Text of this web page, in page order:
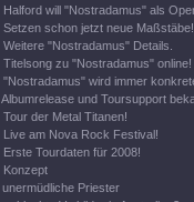
Halford will "Nostradamus" als
Setzen schon jetzt neue Maßstäbe!
Weitere "Nostradamus" Details.
Titelsong zu "Nostradamus" online!
"Nostradamus" wird immer
Albumrelease und Toursupport
Tour der Metal Titanen!
Live am Nova Rock Festival!
Erste Tourdaten für 2008!
Konzept
unermüdliche Priester